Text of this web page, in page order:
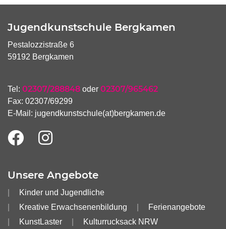
Jugendkunstschule Bergkamen
Pestalozzistraße 6
59192 Bergkamen
Tel: 02307/288848 oder 02307/965462
Fax: 02307/69299
E-Mail: jugendkunstschule(at)bergkamen.de
Unsere Angebote
Kinder und Jugendliche
Kreative Erwachsenenbildung
Ferienangebote
KunstLaster
Kulturrucksack NRW